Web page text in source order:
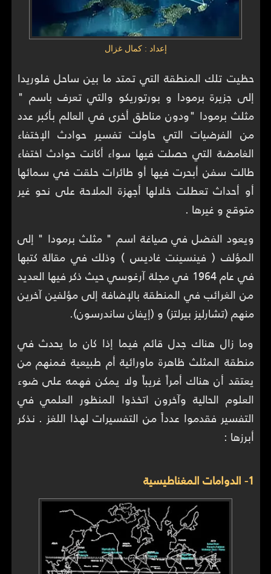
إعداد : كمال غزال
حظيت تلك المنطقة التي تمتد ما بين ساحل فلوريدا
إلى جزيرة برمودا و بورتوريكو والتي تعرف باسم "
مثلث برمودا "ودون مناطق أخرى في العالم بأكبر عدد
من الفرضيات التي حاولت تفسير حوادث الإختفاء
الغامضة التي حصلت فيها سواء أكانت حوادث اختفاء
طالت سفن أبحرت فيها أو طائرات حلقت في سمائها
أو أحداث تعطلت خلالها أجهزة الملاحة على نحو غير
متوقع و غيرها .
ويعود الفضل في صياغة اسم " مثلث برمودا " إلى
المؤلف ( فينسينت غاديس ) وذلك في مقالة كتبها
في عام 1964 في مجلة آرغوسي حيث ذكر فيها العديد
من الغرائب في المنطقة بالإضافة إلى مؤلفين آخرين
منهم (تشارليز بيرلتز) و (إيفان ساندرسون).
وما زال هناك جدل قائم فيما إذا كان ما يحدث في
منطقة المثلث ظاهرة ماورائية أم طبيعية فمنهم من
يعتقد أن هناك أمراً غريباً ولا يمكن فهمه على ضوء
العلوم الحالية وآخرون اتخذوا المنظور العلمي في
التفسير فقدموا عدداً من التفسيرات لهذا اللغز . نذكر
أبرزها :
1- الدوامات المغناطيسية